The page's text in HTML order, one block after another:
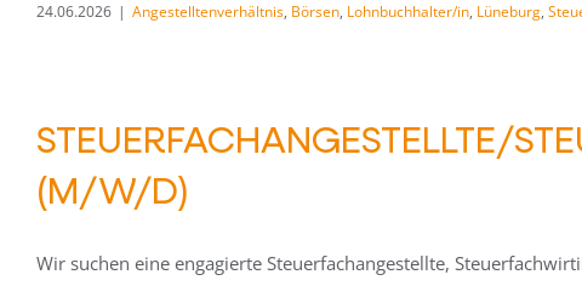
24.06.2026 | Angestelltenverhältnis, Börsen, Lohnbuchhalter/in, Lüneburg,
STEUERFACHANGESTELLTE/
(M/W/D)
Wir suchen eine engagierte Steuerfachangestellte,